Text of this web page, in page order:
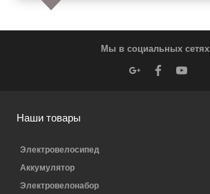
Мы в социальных сетях
Наши товары
Электровелосипед
Аккумулятор
Электровелонабор